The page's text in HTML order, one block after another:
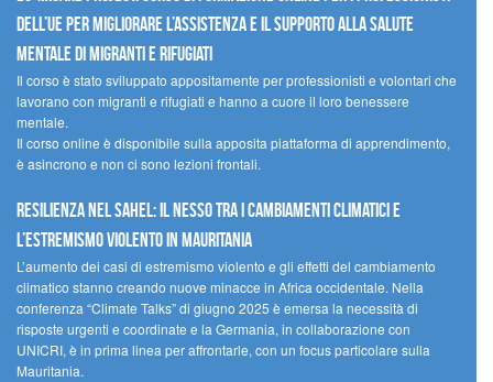
dell’UE per migliorare l’assistenza e il supporto alla salute
mentale di migranti e rifugiati
Il corso è stato sviluppato appositamente per professionisti e volontari che
lavorano con migranti e rifugiati e hanno a cuore il loro benessere
mentale.
Il corso online è disponibile sulla apposita piattaforma di apprendimento,
è asincrono e non ci sono lezioni frontali.
Resilienza nel Sahel: il nesso tra i cambiamenti climatici e
l’estremismo violento in Mauritania
L’aumento dei casi di estremismo violento e gli effetti del cambiamento
climatico stanno creando nuove minacce in Africa occidentale. Nella
conferenza “Climate Talks” di giugno 2025 è emersa la necessità di
risposte urgenti e coordinate e la Germania, in collaborazione con
UNICRI, è in prima linea per affrontarle, con un focus particolare sulla
Mauritania.